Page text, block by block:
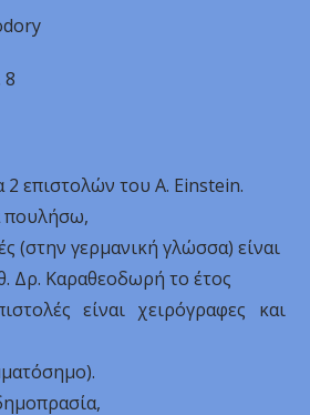
8
2 επιστολών του A. Einstein.
πουλήσω,
(στην γερμανική γλώσσα) είναι
Δρ. Καραθεοδωρή το έτος
είναι χειρόγραφες και